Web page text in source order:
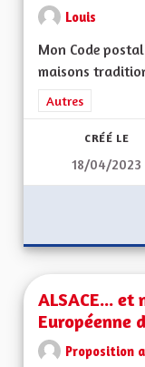
Louis
Mon Code
maisons
Filtrer les
Autres
CRÉÉ LE
18/04/2023
ALSACE... et
Européenne
Proposition